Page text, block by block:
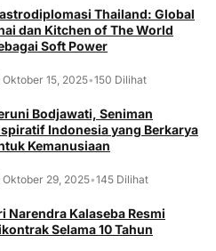
Thailand: Global
dan Kitchen of The World
Soft Power
Oktober 15, 2025•150 Dilihat
Bodjawati, Seniman
Indonesia yang Berkarya
Kemanusiaan
Oktober 29, 2025•145 Dilihat
Narendra Kalaseba Resmi
Selama 10 Tahun